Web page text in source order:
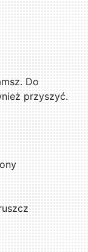
Do
przyszyć.